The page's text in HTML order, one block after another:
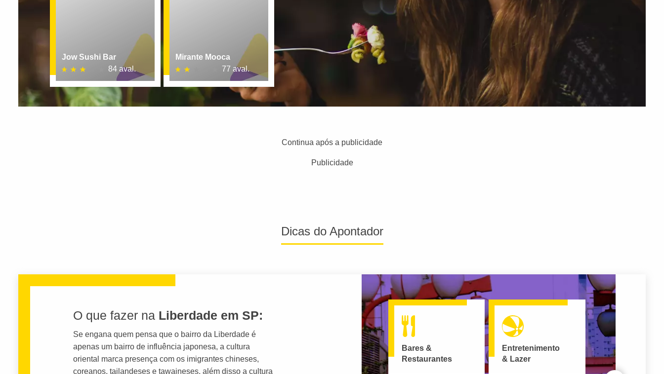
Jow Sushi Bar
84 aval.
Mirante Mooca
77 aval.
Continua após a publicidade
Publicidade
Dicas do Apontador
O que fazer na Liberdade em SP:
Se engana quem pensa que o bairro da Liberdade é
apenas um bairro de influência japonesa, a cultura
oriental marca presença com os imigrantes chineses,
coreanos, tailandeses e tawaineses, além disso a cultura
Bares &
Restaurantes
Entretenimento
& Lazer